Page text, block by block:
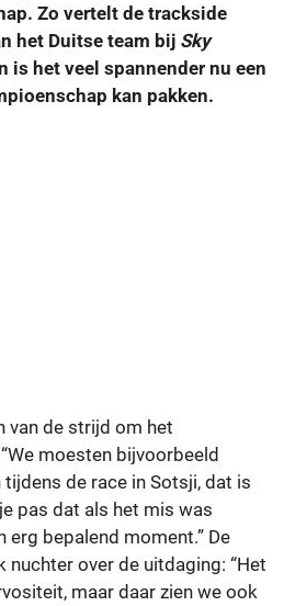
Zo vertelt de trackside
het Duitse team bij Sky
is het veel spannender nu een
kan pakken.
van de strijd om het
moesten bijvoorbeeld
de race in Sotsji, dat is
pas dat als het mis was
erg bepalend moment.” De
over de uitdaging: “Het
maar daar zien we ook